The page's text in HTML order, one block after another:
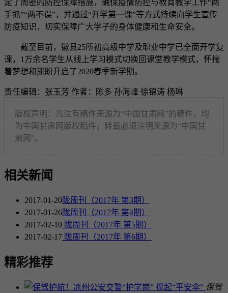
定了周密的防控保障措施，确保疫情防控与教育教学工作“两
手抓”“两不误”，并通过“开学第一课”等方式持续向学生宣传
防疫知识，切实保障广大学子的身体健康和生命安全。
截至目前，徽县25所初高级中学及职业中学已全面开学复
课，1万余名学生从线上学习模式切换回课堂教学模式，怀揣
着梦想和期盼开启了2020春季新学期。
责任编辑：张玉芳 作者：陈多 孙海峰 徐锦涛 杨琳
版权声明：凡注有稿件来源为“中国甘肃网”的稿件，均
为中国甘肃网版权稿件，转载必须注明来源为“中国甘
肃网”。
相关新闻
2017-01-20陇周刊（2017年 第3期）
2017-01-26陇周刊（2017年 第4期）
2017-02-10 陇周刊（2017年 第5期）
2017-02-17 陇周刊（2017年 第6期）
精彩推荐
保驾